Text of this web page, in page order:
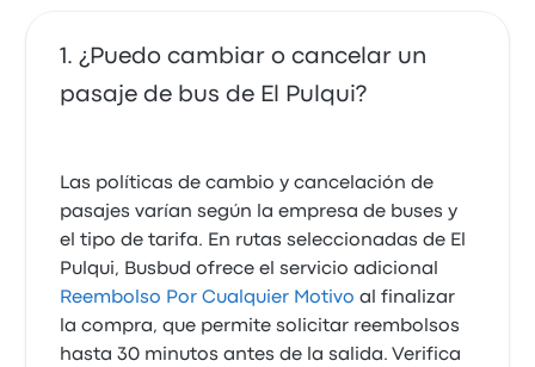
¿Puedo cambiar o cancelar un
pasaje de bus de El Pulqui?
Las políticas de cambio y cancelación de
pasajes varían según la empresa de buses y
el tipo de tarifa. En rutas seleccionadas de El
Pulqui, Busbud ofrece el servicio adicional
Reembolso Por Cualquier Motivo al finalizar
la compra, que permite solicitar reembolsos
hasta 30 minutos antes de la salida. Verifica